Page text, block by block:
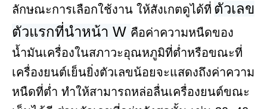
ลักษณะการเลือกใช้งาน ให้สังเกตดูได้ที่ ตัวเลข
ตัวแรกที่นำหน้า W คือค่าความหนืดของ
น้ำมันเครื่องในสภาวะอุณหภูมิที่ต่ำหรือขณะที่
เครื่องยนต์เย็นยิ่งตัวเลขน้อยจะแสดงถึงค่าความ
หนืดที่ต่ำ ทำให้สามารถหล่อลื่นเครื่องยนต์ขณะ